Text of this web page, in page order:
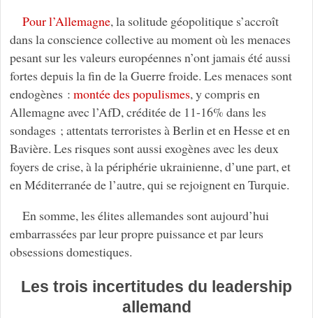
Pour l’Allemagne, la solitude géopolitique s’accroît
dans la conscience collective au moment où les menaces
pesant sur les valeurs européennes n’ont jamais été aussi
fortes depuis la fin de la Guerre froide. Les menaces sont
endogènes : montée des populismes, y compris en
Allemagne avec l’AfD, créditée de 11-16% dans les
sondages ; attentats terroristes à Berlin et en Hesse et en
Bavière. Les risques sont aussi exogènes avec les deux
foyers de crise, à la périphérie ukrainienne, d’une part, et
en Méditerranée de l’autre, qui se rejoignent en Turquie.
En somme, les élites allemandes sont aujourd’hui
embarrassées par leur propre puissance et par leurs
obsessions domestiques.
Les trois incertitudes du leadership
allemand